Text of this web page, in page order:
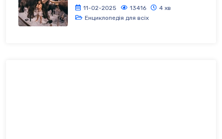
11-02-2025 13416
4 хв
Енциклопедія для всіх